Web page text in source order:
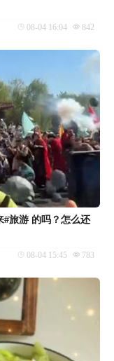
08-04 16:04 842
#旅游 的吗？怎么还
08-04 15:45 783